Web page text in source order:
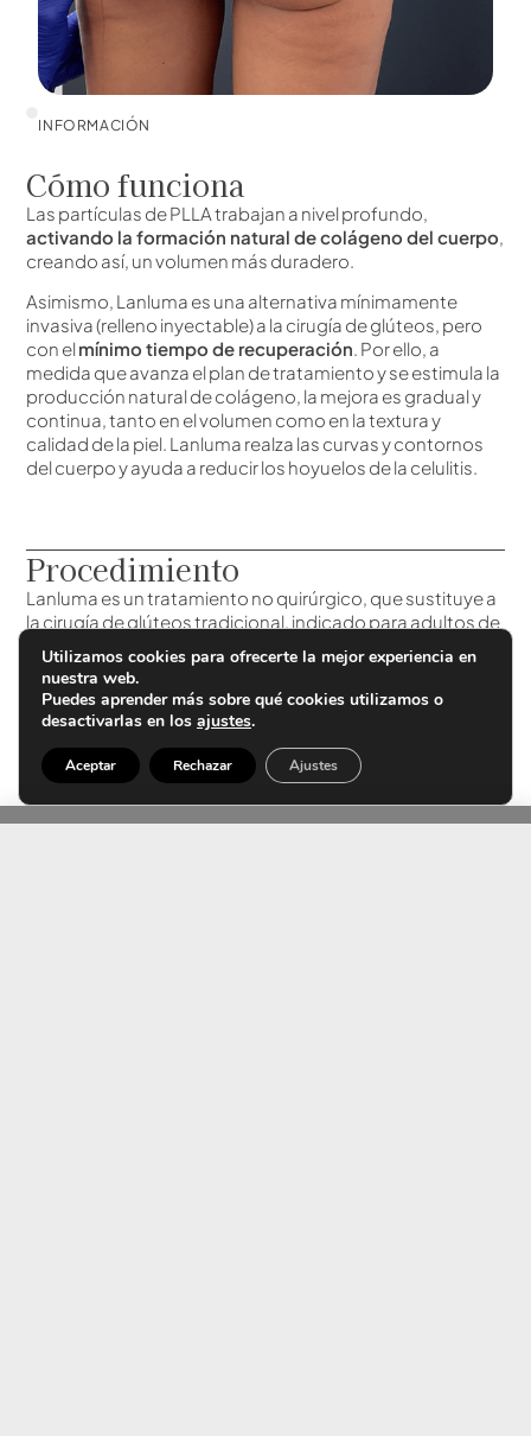
INFORMACIÓN
Cómo funciona
Las partículas de PLLA trabajan a nivel profundo,
activando la formación natural de colágeno del cuerpo,
creando así, un volumen más duradero.
Asimismo, Lanluma es una alternativa mínimamente
invasiva (relleno inyectable) a la cirugía de glúteos, pero
con elmínimo tiempo de recuperación. Por ello, a
medida que avanza el plan de tratamiento y se estimula la
producción natural de colágeno, la mejora es gradual y
continua, tanto en el volumen como en la textura y
calidad de la piel. Lanluma realza las curvas y contornos
del cuerpo y ayuda a reducir los hoyuelos de la celulitis.
Procedimiento
Lanluma es un tratamiento no quirúrgico, que sustituye a
la cirugía de glúteos tradicional, indicado para adultos de
cualquier edad y sexo. Antes de iniciar el procedimiento,
se aplica anestesia local. Por consiguiente, en ocasiones
puede provocar un poco de enrojecimiento y/o
hinchazón. El tratamiento con Lanluma tiene un mínimo
actividades habituales el mismo día.
Sus resultados naturales son apreciables a partir de la
segunda/tercera sesión ya que aparecen gradualmente
Utilizamos cookies para ofrecerte la mejor experiencia en
nuestra web.
Puedes aprender más sobre qué cookies utilizamos o
desactivarlas en los ajustes.
Aceptar Rechazar Ajustes